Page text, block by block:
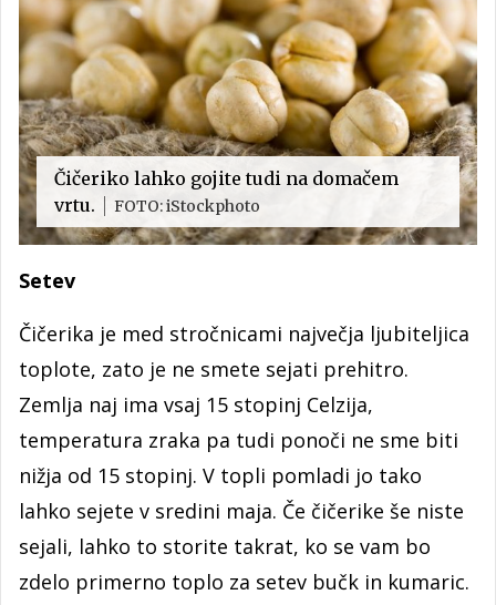
Čičeriko lahko gojite tudi na domačem
vrtu.
FOTO: iStockphoto
Setev
Čičerika je med stročnicami največja ljubiteljica
toplote, zato je ne smete sejati prehitro.
Zemlja naj ima vsaj 15 stopinj Celzija,
temperatura zraka pa tudi ponoči ne sme biti
nižja od 15 stopinj. V topli pomladi jo tako
lahko sejete v sredini maja. Če čičerike še niste
sejali, lahko to storite takrat, ko se vam bo
zdelo primerno toplo za setev bučk in kumaric.